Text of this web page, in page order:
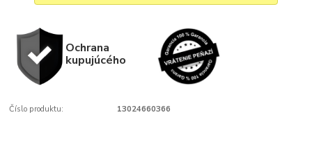
Ochrana
kupujúcého
Číslo produktu: 13024660366